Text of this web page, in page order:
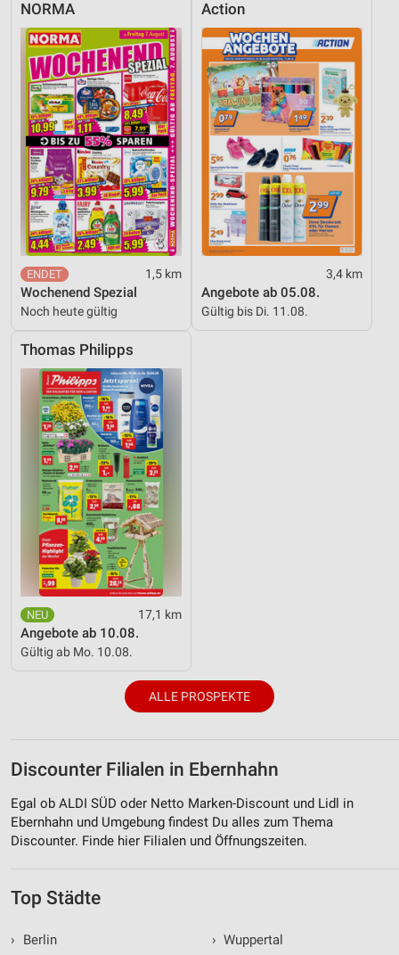
NORMA
1,5 km
Wochenend Spezial
Noch heute gültig
Action
3,4 km
Angebote ab 05.08.
Gültig bis Di. 11.08.
Thomas Philipps
17,1 km
Angebote ab 10.08.
Gültig ab Mo. 10.08.
ALLE PROSPEKTE
Discounter Filialen in Ebernhahn
Egal ob ALDI SÜD oder Netto Marken-Discount und Lidl in
Ebernhahn und Umgebung findest Du alles zum Thema
Discounter. Finde hier Filialen und Öffnungszeiten.
Top Städte
›
Berlin
› Wuppertal